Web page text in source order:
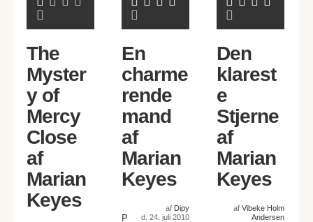
The
Myster
y of
Mercy
Close
af
Marian
Keyes
En
charme
rende
mand
af
Marian
Keyes
af Dipy
d. 24. juli 2010
P
Den
klarest
e
Stjerne
af
Marian
Keyes
af Vibeke Holm
Andersen